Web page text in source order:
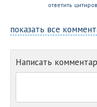
ответить
показать все
Написать